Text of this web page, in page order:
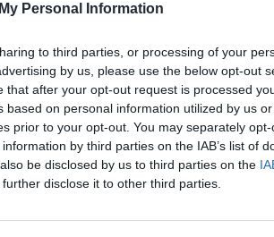
Personal Information
to third parties, or processing of your
by us, please use the below opt-out
that after your opt-out request is processed
based on personal information utilized by us
prior to your opt-out. You may separately
by third parties on the IAB’s list of
be disclosed by us to third parties on the
disclose it to other third parties.